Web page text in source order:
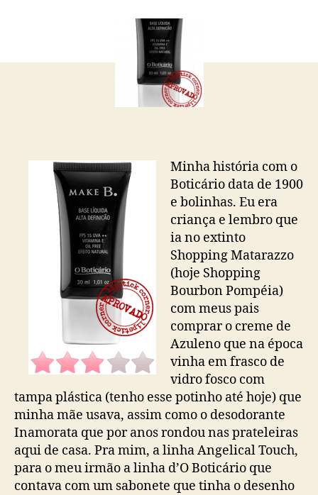
Minha história com o
Boticário data de 1900
e bolinhas. Eu era
criança e lembro que
ia no extinto
Shopping Matarazzo
(hoje Shopping
Bourbon Pompéia)
com meus pais
comprar o creme de
Azuleno que na época
vinha em frasco de
vidro fosco com
tampa plástica (tenho esse potinho até hoje) que
minha mãe usava, assim como o desodorante
Inamorata que por anos rondou nas prateleiras
aqui de casa. Pra mim, a linha Angelical Touch,
para o meu irmão a linha d’O Boticário que
contava com um sabonete que tinha o desenho